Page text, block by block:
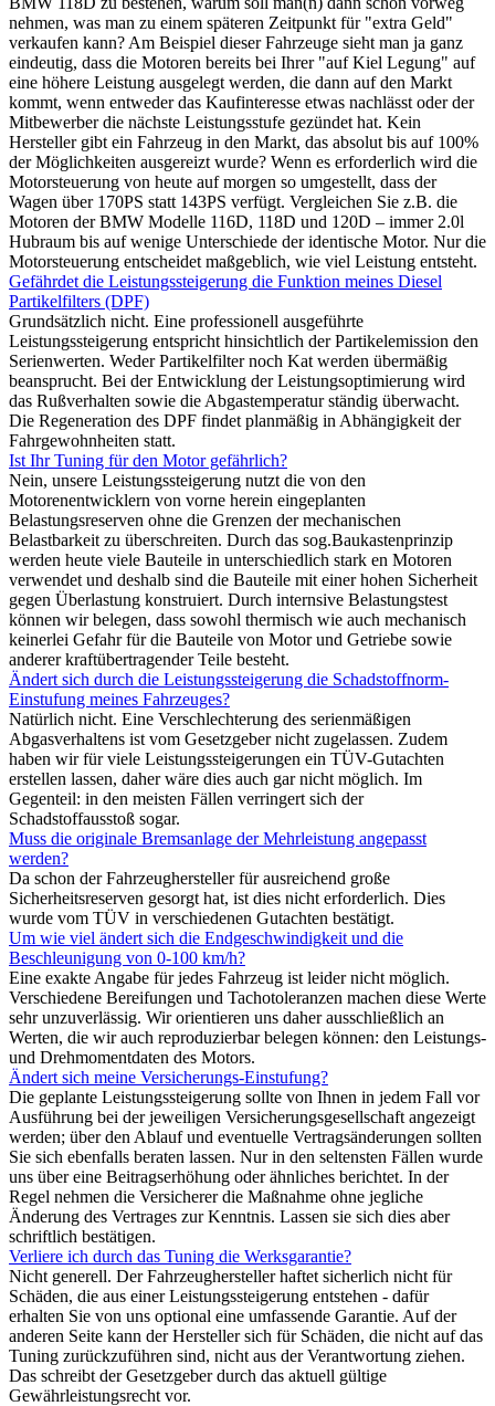
nehmen, was man zu einem späteren Zeitpunkt für "extra Geld"
verkaufen kann? Am Beispiel dieser Fahrzeuge sieht man ja ganz
eindeutig, dass die Motoren bereits bei Ihrer "auf Kiel Legung" auf
eine höhere Leistung ausgelegt werden, die dann auf den Markt
kommt, wenn entweder das Kaufinteresse etwas nachlässt oder der
Mitbewerber die nächste Leistungsstufe gezündet hat. Kein
Hersteller gibt ein Fahrzeug in den Markt, das absolut bis auf 100%
der Möglichkeiten ausgereizt wurde? Wenn es erforderlich wird die
Motorsteuerung von heute auf morgen so umgestellt, dass der
Wagen über 170PS statt 143PS verfügt. Vergleichen Sie z.B. die
Motoren der BMW Modelle 116D, 118D und 120D – immer 2.0l
Hubraum bis auf wenige Unterschiede der identische Motor. Nur die
Motorsteuerung entscheidet maßgeblich, wie viel Leistung entsteht.
Gefährdet die Leistungssteigerung die Funktion meines Diesel
Partikelfilters (DPF)
Grundsätzlich nicht. Eine professionell ausgeführte
Leistungssteigerung entspricht hinsichtlich der Partikelemission den
Serienwerten. Weder Partikelfilter noch Kat werden übermäßig
beansprucht. Bei der Entwicklung der Leistungsoptimierung wird
das Rußverhalten sowie die Abgastemperatur ständig überwacht.
Die Regeneration des DPF findet planmäßig in Abhängigkeit der
Fahrgewohnheiten statt.
Ist Ihr Tuning für den Motor gefährlich?
Nein, unsere Leistungssteigerung nutzt die von den
Motorenentwicklern von vorne herein eingeplanten
Belastungsreserven ohne die Grenzen der mechanischen
Belastbarkeit zu überschreiten. Durch das sog.Baukastenprinzip
werden heute viele Bauteile in unterschiedlich stark en Motoren
verwendet und deshalb sind die Bauteile mit einer hohen Sicherheit
gegen Überlastung konstruiert. Durch internsive Belastungstest
können wir belegen, dass sowohl thermisch wie auch mechanisch
keinerlei Gefahr für die Bauteile von Motor und Getriebe sowie
anderer kraftübertragender Teile besteht.
Ändert sich durch die Leistungssteigerung die Schadstoffnorm-
Einstufung meines Fahrzeuges?
Natürlich nicht. Eine Verschlechterung des serienmäßigen
Abgasverhaltens ist vom Gesetzgeber nicht zugelassen. Zudem
haben wir für viele Leistungssteigerungen ein TÜV-Gutachten
erstellen lassen, daher wäre dies auch gar nicht möglich. Im
Gegenteil: in den meisten Fällen verringert sich der
Schadstoffausstoß sogar.
Muss die originale Bremsanlage der Mehrleistung angepasst
werden?
Da schon der Fahrzeughersteller für ausreichend große
Sicherheitsreserven gesorgt hat, ist dies nicht erforderlich. Dies
wurde vom TÜV in verschiedenen Gutachten bestätigt.
Um wie viel ändert sich die Endgeschwindigkeit und die
Beschleunigung von 0-100 km/h?
Eine exakte Angabe für jedes Fahrzeug ist leider nicht möglich.
Verschiedene Bereifungen und Tachotoleranzen machen diese Werte
sehr unzuverlässig. Wir orientieren uns daher ausschließlich an
Werten, die wir auch reproduzierbar belegen können: den Leistungs-
und Drehmomentdaten des Motors.
Ändert sich meine Versicherungs-Einstufung?
Die geplante Leistungssteigerung sollte von Ihnen in jedem Fall vor
Ausführung bei der jeweiligen Versicherungsgesellschaft angezeigt
werden; über den Ablauf und eventuelle Vertragsänderungen sollten
Sie sich ebenfalls beraten lassen. Nur in den seltensten Fällen wurde
uns über eine Beitragserhöhung oder ähnliches berichtet. In der
Regel nehmen die Versicherer die Maßnahme ohne jegliche
Änderung des Vertrages zur Kenntnis. Lassen sie sich dies aber
schriftlich bestätigen.
Verliere ich durch das Tuning die Werksgarantie?
Nicht generell. Der Fahrzeughersteller haftet sicherlich nicht für
Schäden, die aus einer Leistungssteigerung entstehen - dafür
erhalten Sie von uns optional eine umfassende Garantie. Auf der
anderen Seite kann der Hersteller sich für Schäden, die nicht auf das
Tuning zurückzuführen sind, nicht aus der Verantwortung ziehen.
Das schreibt der Gesetzgeber durch das aktuell gültige
Gewährleistungsrecht vor.